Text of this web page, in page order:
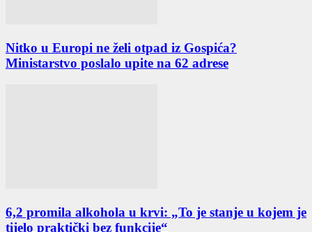
Nitko u Europi ne želi otpad iz Gospića?
Ministarstvo poslalo upite na 62 adrese
6,2 promila alkohola u krvi: „To je stanje u kojem je
tijelo praktički bez funkcije“